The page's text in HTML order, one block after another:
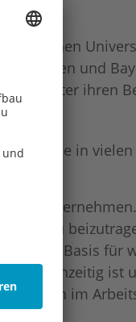
in Hessen und
unter ihren
in
dazu
ist die Basis für
Gleichzeitig ist
auch im